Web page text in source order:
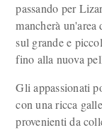
passando per
mancherà
sul grande e
fino alla nuova
Gli appassionati
con una ricca
provenienti da